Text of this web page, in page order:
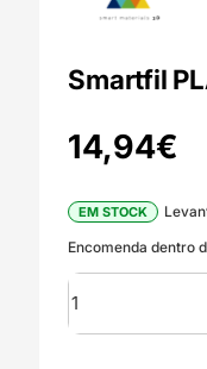
Smartfil
14,94€
EM STOCK
Encomenda dentro
Quantidade
de
Smartfil